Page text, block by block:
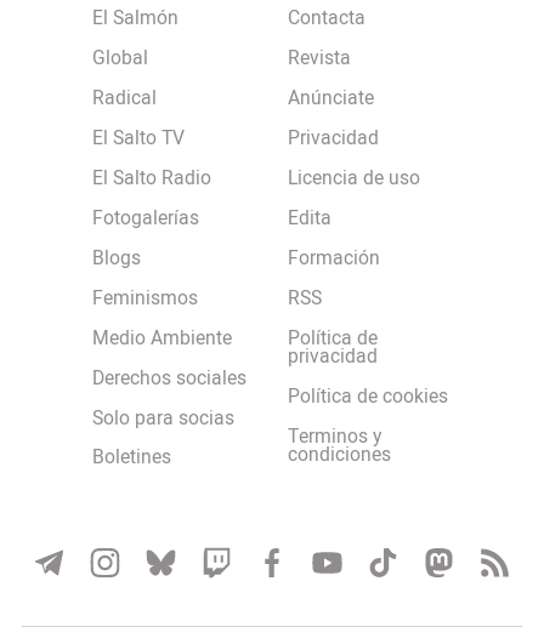
El Salmón
Global
Radical
El Salto TV
El Salto Radio
Fotogalerías
Blogs
Feminismos
Medio Ambiente
Derechos sociales
Solo para socias
Boletines
Contacta
Revista
Anúnciate
Privacidad
Licencia de uso
Edita
Formación
RSS
Política de
privacidad
Política de cookies
Terminos y
condiciones